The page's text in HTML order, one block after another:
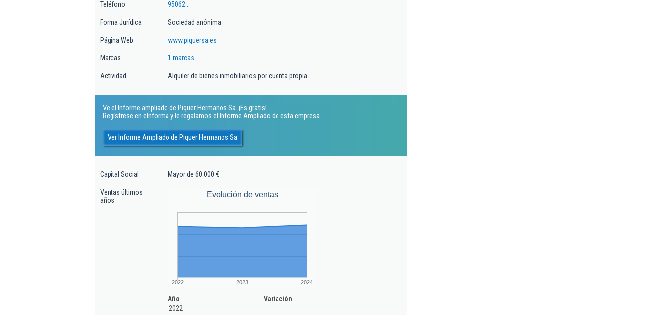
Teléfono 95062...
Forma Jurídica Sociedad anónima
Página Web www.piquersa.es
Marcas 1 marcas
Actividad Alquiler de bienes inmobiliarios por cuenta propia
Ve el Informe ampliado de Piquer Hermanos Sa. ¡Es gratis!
Regístrese en eInforma y le regalamos el Informe Ampliado de esta empresa
Ver Informe Ampliado de Piquer Hermanos Sa
Capital Social Mayor de 60.000 €
Ventas últimos
años
Evolución de ventas
2022 2023 2024
Año
Variación
2022